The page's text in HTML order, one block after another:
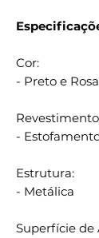
Cor:
- Preto e Rosa
-
Estrutura:
- Metálica
Superfície de